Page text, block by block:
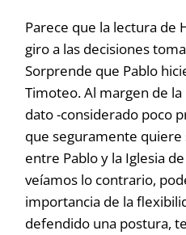
Parece que la lectura de
giro a las decisiones
Sorprende que Pablo
Timoteo. Al margen de
dato -considerado poco
que seguramente quiere
entre Pablo y la Iglesia
veíamos lo contrario,
importancia de la
defendido una postura,